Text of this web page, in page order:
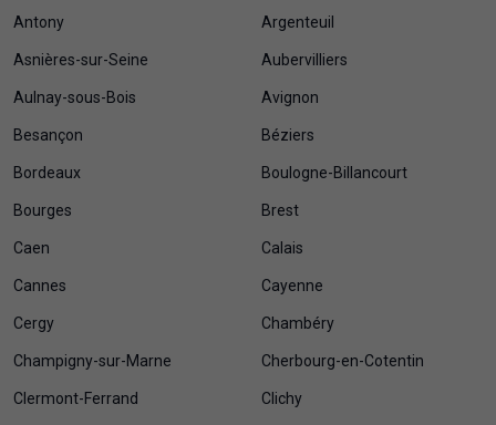
Antony Argenteuil
Asnières-sur-Seine Aubervilliers
Aulnay-sous-Bois Avignon
Besançon Béziers
Bordeaux Boulogne-Billancourt
Bourges Brest
Caen Calais
Cannes Cayenne
Cergy Chambéry
Champigny-sur-Marne Cherbourg-en-Cotentin
Clermont-Ferrand Clichy